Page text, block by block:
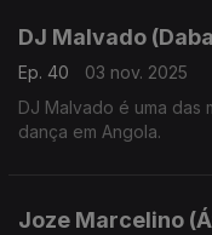
DJ Malvado
Ep. 40
03 nov. 2025
DJ Malvado é uma das
dança em Angola.
Joze Marcelino